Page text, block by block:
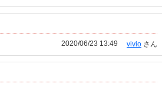
vivio さん
2020/06/23 13:49